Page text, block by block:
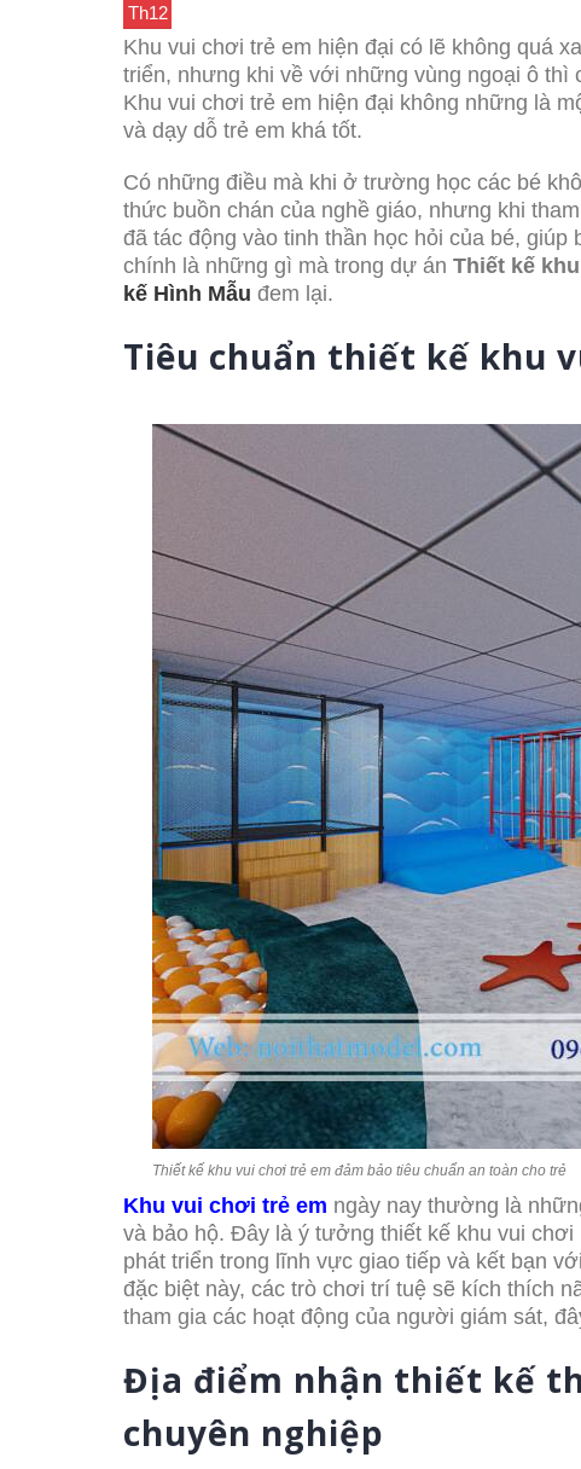
Th12
Khu vui chơi trẻ em hiện đại có lẽ không quá
triển, nhưng khi về với những vùng ngoại ô thì
Khu vui chơi trẻ em hiện đại không những là
và dạy dỗ trẻ em khá tốt.
Có những điều mà khi ở trường học các bé
thức buồn chán của nghề giáo, nhưng khi
đã tác động vào tinh thần học hỏi của bé,
chính là những gì mà trong dự án Thiết kế
kế Hình Mẫu đem lại.
Tiêu chuẩn thiết kế khu
Thiết kế khu vui chơi trẻ em đảm bảo tiêu chuẩn an toàn cho trẻ
Khu vui chơi trẻ em ngày nay thường là
và bảo hộ. Đây là ý tưởng thiết kế khu vui
phát triển trong lĩnh vực giao tiếp và kết bạn
đặc biệt này, các trò chơi trí tuệ sẽ kích thích
tham gia các hoạt động của người giám sát,
Địa điểm nhận thiết kế
chuyên nghiệp